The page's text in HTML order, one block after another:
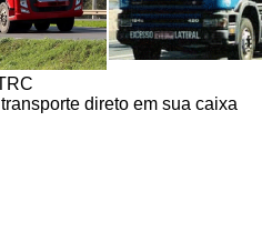
direto em sua caixa